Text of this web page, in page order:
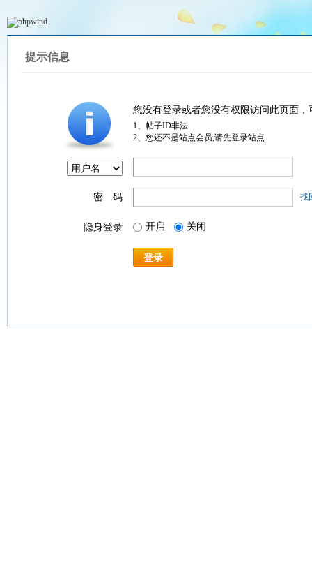
提示信息
您没有登录或者您没有权限访问此页面
1、帖子ID非法
2、您还不是站点会员,请先登录站点
密 码 找
隐身登录 开启 关闭
登录